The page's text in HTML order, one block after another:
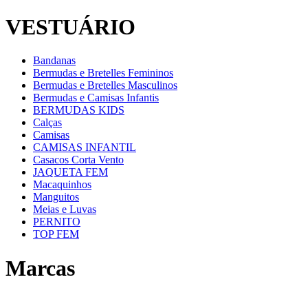
VESTUÁRIO
Bandanas
Bermudas e Bretelles Femininos
Bermudas e Bretelles Masculinos
Bermudas e Camisas Infantis
BERMUDAS KIDS
Calças
Camisas
CAMISAS INFANTIL
Casacos Corta Vento
JAQUETA FEM
Macaquinhos
Manguitos
Meias e Luvas
PERNITO
TOP FEM
Marcas